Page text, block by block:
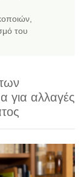
του
για αλλαγές